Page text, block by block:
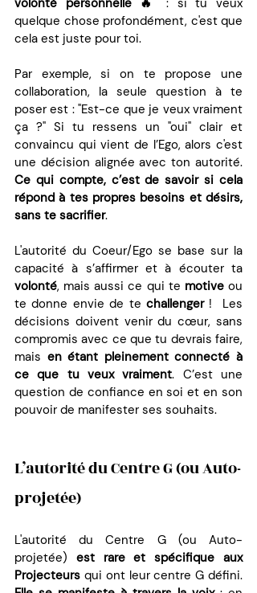
quelque chose profondément, c'est que
cela est juste pour toi.
Par exemple, si on te propose une
collaboration, la seule question à te
poser est : "Est-ce que je veux vraiment
ça ?" Si tu ressens un "oui" clair et
convaincu qui vient de l’Ego, alors c'est
Ce qui compte, c’est de savoir si cela
répond à tes propres besoins et désirs,
sans te sacrifier.
L'autorité du Coeur/Ego se base sur la
volonté, mais aussi ce qui te motive ou
te donne envie de te challenger !  Les
décisions doivent venir du cœur, sans
compromis avec ce que tu devrais faire,
mais en étant pleinement connecté à
ce que tu veux vraiment. C’est une
question de confiance en soi et en son
pouvoir de manifester ses souhaits.
L’autorité du Centre G (ou Auto-
projetée)
L'autorité du Centre G (ou Auto-
projetée) est rare et spécifique aux
Projecteurs